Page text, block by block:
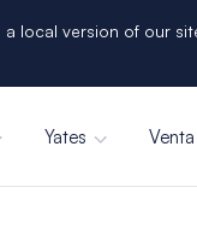
local version of our
Yates